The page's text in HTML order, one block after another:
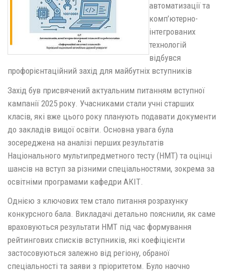
автоматизації та
комп’ютерно-
інтегрованих
технологій
відбувся
профорієнтаційний захід для майбутніх вступників
Захід був присвячений актуальним питанням вступної
кампанії 2025 року. Учасниками стали учні старших
класів, які вже цього року планують подавати документи
до закладів вищої освіти. Основна увага була
зосереджена на аналізі перших результатів
Національного мультипредметного тесту (НМТ) та оцінці
шансів на вступ за різними спеціальностями, зокрема за
освітніми програмами кафедри АКІТ.
Однією з ключових тем стало питання розрахунку
конкурсного бала. Викладачі детально пояснили, як саме
враховуються результати НМТ під час формування
рейтингових списків вступників, які коефіцієнти
застосовуються залежно від регіону, обраної
спеціальності та заяви з пріоритетом. Було наочно